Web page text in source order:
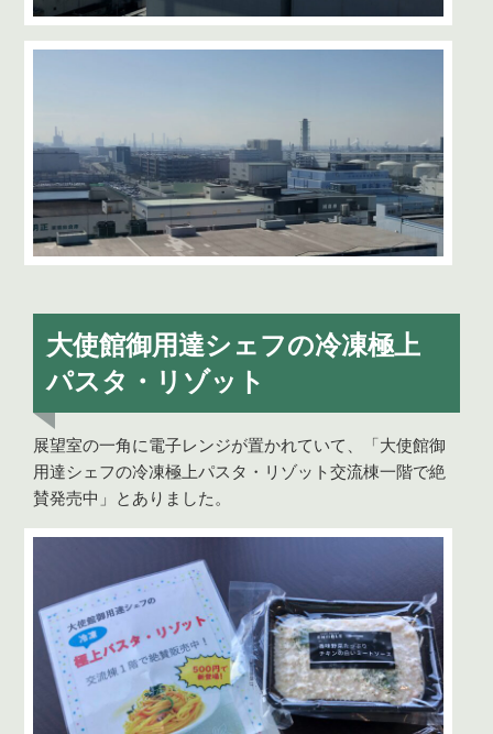
大使館御用達シェフの冷凍極上
パスタ・リゾット
展望室の一角に電子レンジが置かれていて、「大使館御
用達シェフの冷凍極上パスタ・リゾット交流棟一階で絶
賛発売中」とありました。